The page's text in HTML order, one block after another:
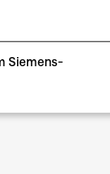
Siemens-